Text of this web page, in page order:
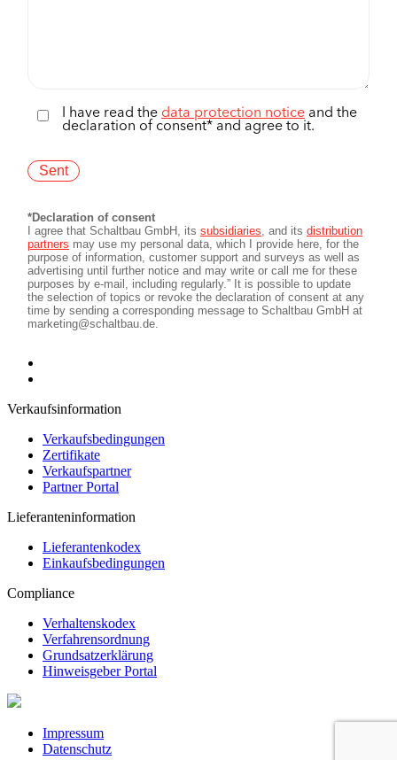
Verkaufsinformation
Verkaufsbedingungen
Zertifikate
Verkaufspartner
Partner Portal
Lieferanteninformation
Lieferantenkodex
Einkaufsbedingungen
Compliance
Verhaltenskodex
Verfahrensordnung
Grundsatzerklärung
Hinweisgeber Portal
Impressum
Datenschutz